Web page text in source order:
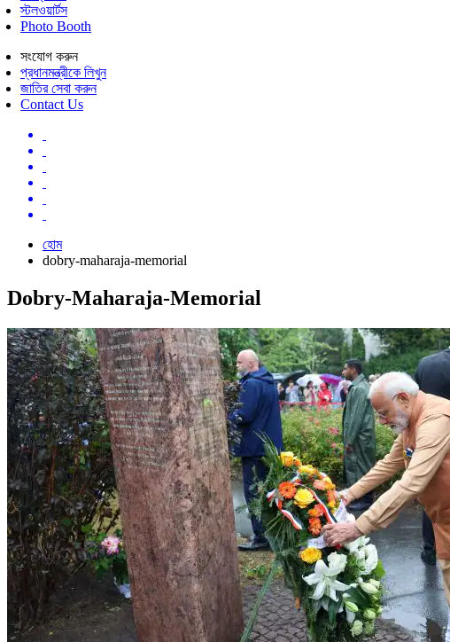
স্টলওয়ার্টস
Photo Booth
সংযোগ করুন
প্রধানমন্ত্রীকে লিখুন
জাতির সেবা করুন
Contact Us
হোম
dobry-maharaja-memorial
Dobry-Maharaja-Memorial